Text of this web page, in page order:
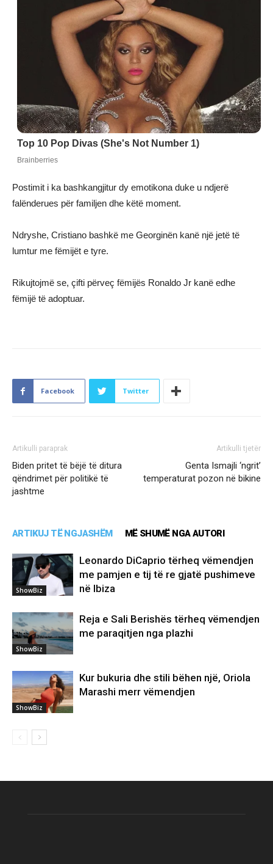
Postimit i ka bashkangjitur dy emotikona duke u ndjerë
falënderues për familjen dhe këtë moment.
Ndryshe, Cristiano bashkë me Georginën kanë një jetë të
lumtur me fëmijët e tyre.
Rikujtojmë se, çifti përveç fëmijës Ronaldo Jr kanë edhe
fëmijë të adoptuar.
Facebook Twitter
Artikulli paraprak
Biden pritet të bëjë të ditura
qëndrimet për politikë të
jashtme
Artikulli tjetër
Genta Ismajli ‘ngrit’
temperaturat pozon në bikine
ARTIKUJ TË NGJASHËM MË SHUMË NGA AUTORI
ShowBiz
Leonardo DiCaprio tërheq vëmendjen
me pamjen e tij të re gjatë pushimeve
në Ibiza
ShowBiz
Reja e Sali Berishës tërheq vëmendjen
me paraqitjen nga plazhi
ShowBiz
Kur bukuria dhe stili bëhen një, Oriola
Marashi merr vëmendjen